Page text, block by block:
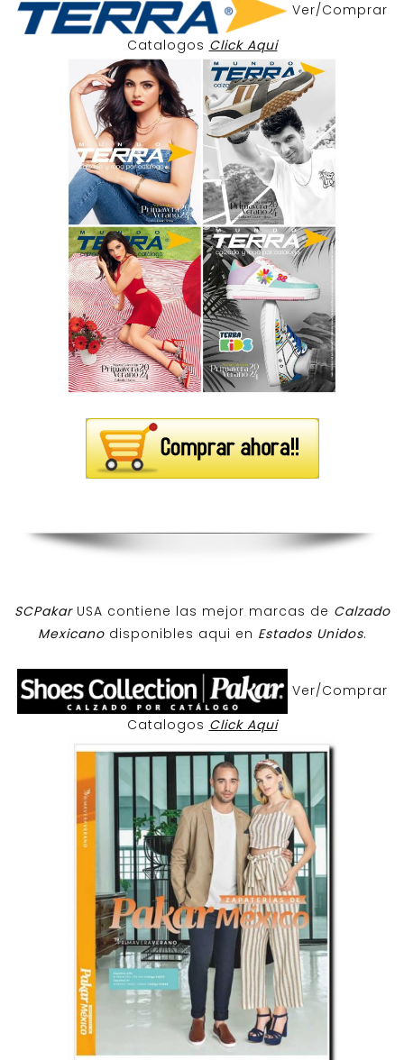
Ver/Comprar
Catalogos Click Aqui
SCPakar USA contiene las mejor marcas de Calzado
Mexicanodisponibles aqui en Estados Unidos.
Ver/Comprar
Catalogos Click Aqui